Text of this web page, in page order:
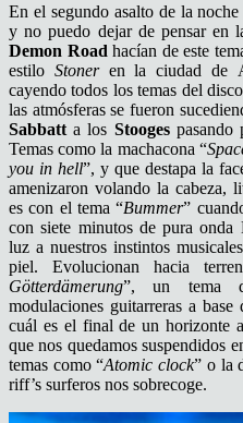
En el segundo asalto de la
y no puedo dejar de pensar en
Demon Road hacían de este
estilo Stoneren la ciudad de
cayendo todos los temas del
las atmósferas se fueron
Sabbatt a los Stoogespasando
Temas como la machacona “
you in hell”, y que destapa la
amenizaron volando la cabeza,
es con el tema “Bummer”
con siete minutos de pura onda
luz a nuestros instintos
piel. Evolucionan hacia
Götterdämerung”, un tema
modulaciones guitarreras a
cuál es el final de un horizonte
que nos quedamos suspendidos
temas como “Atomic clock” o la
riff’s surferos nos sobrecoge.